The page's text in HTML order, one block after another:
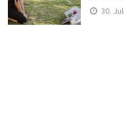
30.